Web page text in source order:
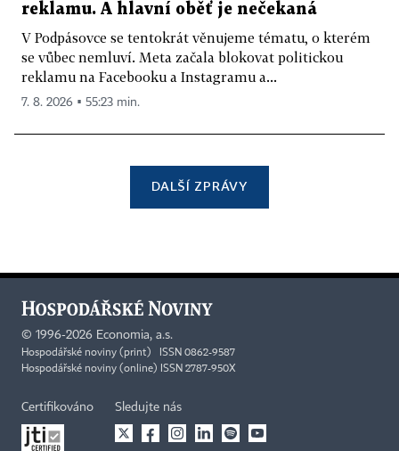
reklamu. A hlavní oběť je nečekaná
V Podpásovce se tentokrát věnujeme tématu, o kterém
se vůbec nemluví. Meta začala blokovat politickou
reklamu na Facebooku a Instagramu a...
7. 8. 2026 ▪ 55:23 min.
DALŠÍ ZPRÁVY
© 1996-2026 Economia, a.s.
Hospodářské noviny (print) ISSN 0862-9587
Hospodářské noviny (online) ISSN 2787-950X
Certifikováno Sledujte nás